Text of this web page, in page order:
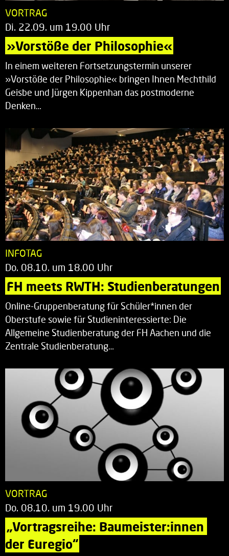
VORTRAG
Di. 22.09. um 19.00 Uhr
»Vorstöße der Philosophie«
In einem weiteren Fortsetzungstermin unserer
»Vorstöße der Philosophie« bringen Ihnen Mechthild
Geisbe und Jürgen Kippenhan das postmoderne
Denken…
INFOTAG
Do. 08.10. um 18.00 Uhr
FH meets RWTH: Studienberatungen
Online-Gruppenberatung für Schüler*innen der
Oberstufe sowie für Studieninteressierte: Die
Allgemeine Studienberatung der FH Aachen und die
Zentrale Studienberatung…
VORTRAG
Do. 08.10. um 19.00 Uhr
„Vortragsreihe: Baumeister:innen
der Euregio“